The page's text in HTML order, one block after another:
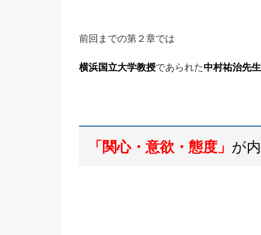
前回までの第２章では
横浜国立大学教授であられた中村祐治先生
「関心・意欲・態度」 が